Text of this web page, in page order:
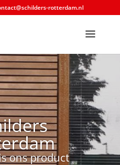
rotterdam.nl
ons product